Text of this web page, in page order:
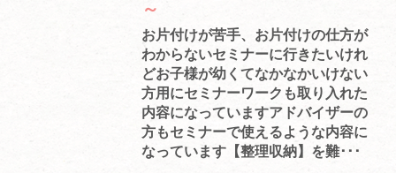
～
お片付けが苦手、お片付けの仕方が
わからないセミナーに行きたいけれ
どお子様が幼くてなかなかいけない
方用にセミナーワークも取り入れた
内容になっていますアドバイザーの
方もセミナーで使えるような内容に
なっています【整理収納】を難･･･